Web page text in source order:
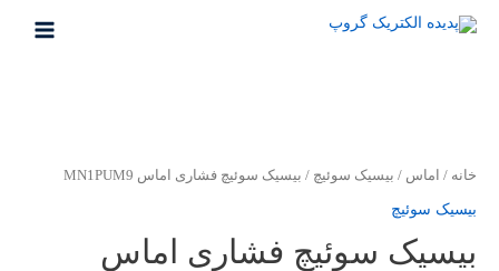
خانه / اماس / بیسیک سوئیچ / بیسیک سوئیچ فشاری اماس MN1PUM9
بیسیک سوئیچ
بیسیک سوئیچ فشاری اماس